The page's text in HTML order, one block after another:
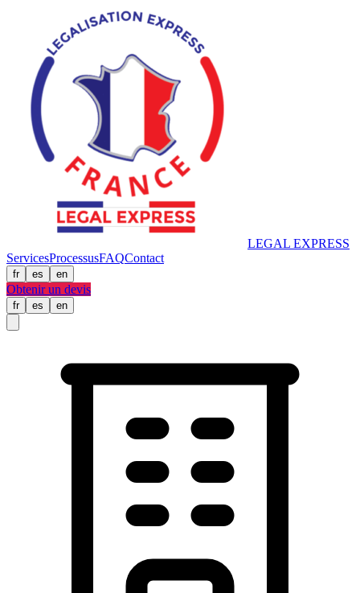
LEGAL EXPRESS
ServicesProcessusFAQContact
fr es en
Obtenir un devis
fr es en